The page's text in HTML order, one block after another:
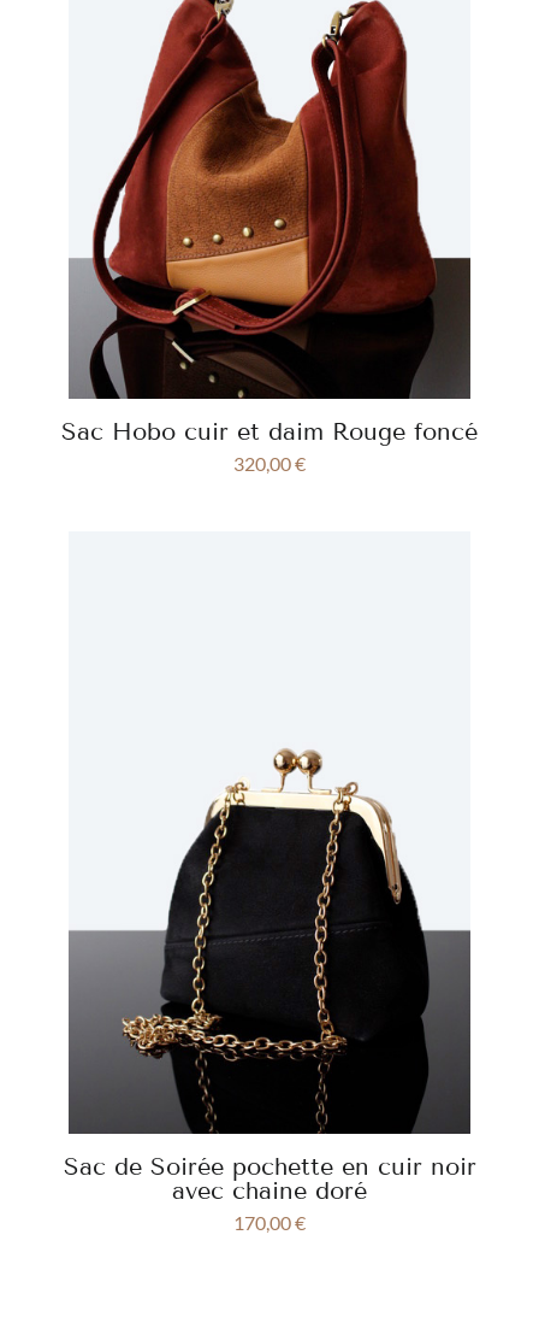
Sac Hobo cuir et daim Rouge foncé
320,00€
Sac de Soirée pochette en cuir noir
avec chaine doré
170,00€